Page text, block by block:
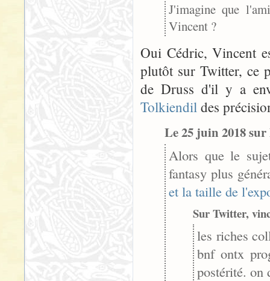
J'imagine que
Vincent ?
Oui Cédric, Vincent
plutôt sur Twitter, ce
de Druss d'il y a
Tolkiendil des
Le 25 juin 2018
Alors que le
fantasy plus
et la taille de
Sur Twitter,
les riches
bnf ontx
postérité. on